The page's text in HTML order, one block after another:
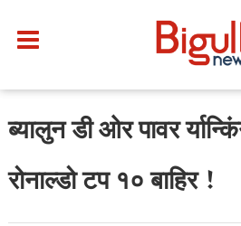
ब्यालुन डी ओर पावर
रोनाल्डो टप १० बाहिर !